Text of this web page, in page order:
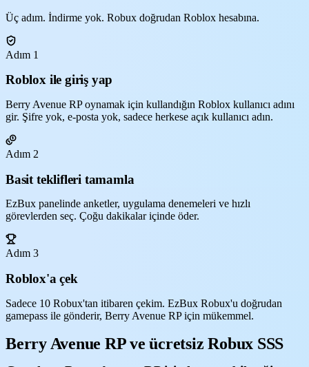
Üç adım. İndirme yok. Robux doğrudan Roblox hesabına.
Adım 1
Roblox ile giriş yap
Berry Avenue RP oynamak için kullandığın Roblox kullanıcı adını
gir. Şifre yok, e-posta yok, sadece herkese açık kullanıcı adın.
Adım 2
Basit teklifleri tamamla
EzBux panelinde anketler, uygulama denemeleri ve hızlı
görevlerden seç. Çoğu dakikalar içinde öder.
Adım 3
Roblox'a çek
Sadece 10 Robux'tan itibaren çekim. EzBux Robux'u doğrudan
gamepass ile gönderir, Berry Avenue RP için mükemmel.
Berry Avenue RP ve ücretsiz Robux SSS